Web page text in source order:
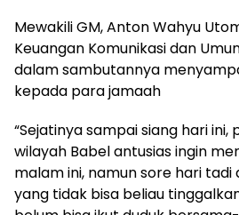
Mewakili GM, Anton Wahyu
Keuangan Komunikasi dan
dalam sambutannya
kepada para jamaah
“Sejatinya sampai siang hari ini,
wilayah Babel antusias ingin
malam ini, namun sore hari
yang tidak bisa beliau